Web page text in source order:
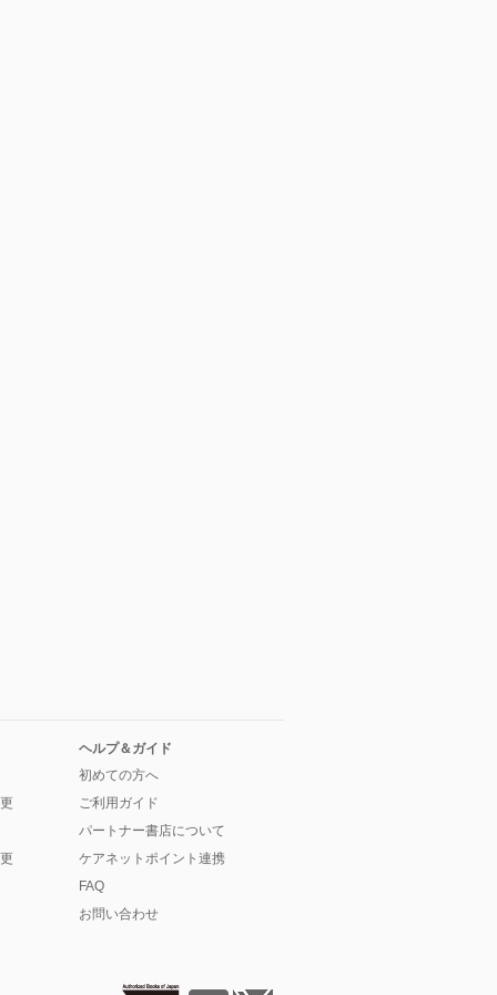
ヘルプ＆ガイド
初めての方へ
ご利用ガイド
パートナー書店について
ケアネットポイント連携
FAQ
お問い合わせ